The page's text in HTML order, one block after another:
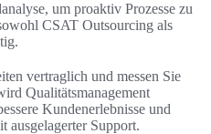
um proaktiv Prozesse zu
CSAT Outsourcing als
vertraglich und messen Sie
Qualitätsmanagement
Kundenerlebnisse und
ausgelagerter Support.